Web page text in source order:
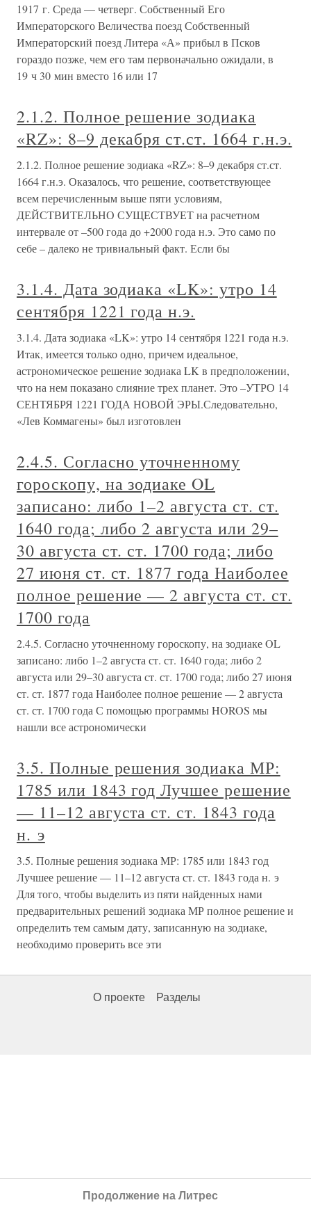
1917 г. Среда — четверг. Собственный Его
Императорского Величества поезд Собственный
Императорский поезд Литера «А» прибыл в Псков
гораздо позже, чем его там первоначально ожидали, в
19 ч 30 мин вместо 16 или 17
2.1.2. Полное решение зодиака
«RZ»: 8–9 декабря ст.ст. 1664 г.н.э.
2.1.2. Полное решение зодиака «RZ»: 8–9 декабря ст.ст.
1664 г.н.э. Оказалось, что решение, соответствующее
всем перечисленным выше пяти условиям,
ДЕЙСТВИТЕЛЬНО СУЩЕСТВУЕТ на расчетном
интервале от –500 года до +2000 года н.э. Это само по
себе – далеко не тривиальный факт. Если бы
3.1.4. Дата зодиака «LK»: утро 14
сентября 1221 года н.э.
3.1.4. Дата зодиака «LK»: утро 14 сентября 1221 года н.э.
Итак, имеется только одно, причем идеальное,
астрономическое решение зодиака LK в предположении,
что на нем показано слияние трех планет. Это –УТРО 14
СЕНТЯБРЯ 1221 ГОДА НОВОЙ ЭРЫ.Следовательно,
«Лев Коммагены» был изготовлен
2.4.5. Согласно уточненному
гороскопу, на зодиаке OL
записано: либо 1–2 августа ст. ст.
1640 года; либо 2 августа или 29–
30 августа ст. ст. 1700 года; либо
27 июня ст. ст. 1877 года Наиболее
полное решение — 2 августа ст. ст.
1700 года
2.4.5. Согласно уточненному гороскопу, на зодиаке OL
записано: либо 1–2 августа ст. ст. 1640 года; либо 2
августа или 29–30 августа ст. ст. 1700 года; либо 27 июня
ст. ст. 1877 года Наиболее полное решение — 2 августа
ст. ст. 1700 года С помощью программы HOROS мы
нашли все астрономически
3.5. Полные решения зодиака МР:
1785 или 1843 год Лучшее решение
— 11–12 августа ст. ст. 1843 года
н. э
3.5. Полные решения зодиака МР: 1785 или 1843 год
Лучшее решение — 11–12 августа ст. ст. 1843 года н. э
Для того, чтобы выделить из пяти найденных нами
предварительных решений зодиака МР полное решение и
определить тем самым дату, записанную на зодиаке,
необходимо проверить все эти
О проекте Разделы
Продолжение на Литрес